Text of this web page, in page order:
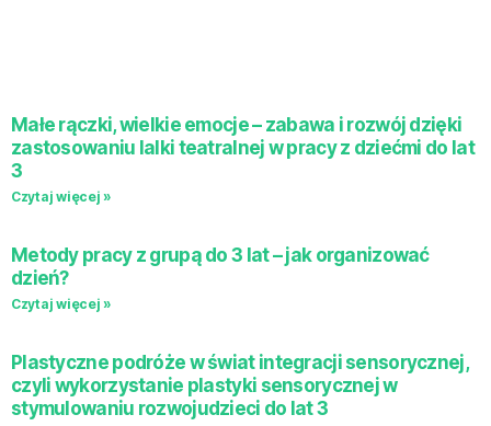
Małe rączki, wielkie emocje – zabawa i rozwój dzięki
zastosowaniu lalki teatralnej w pracy z dziećmi do lat
3
Czytaj więcej »
Metody pracy z grupą do 3 lat – jak organizować
dzień?
Czytaj więcej »
Plastyczne podróże w świat integracji sensorycznej,
czyli wykorzystanie plastyki sensorycznej w
stymulowaniu rozwojudzieci do lat 3